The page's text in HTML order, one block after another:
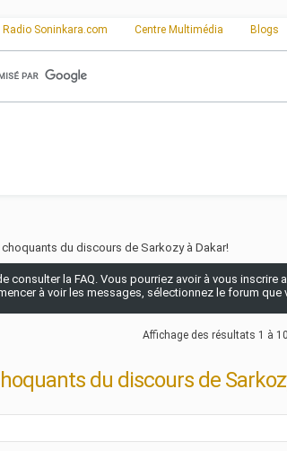
Radio Soninkara.com Centre Multimédia Blogs
du discours de Sarkozy à Dakar!
consulter la FAQ. Vous pourriez avoir à vous
à voir les messages, sélectionnez le forum
Affichage des résultats 1 à
du discours de